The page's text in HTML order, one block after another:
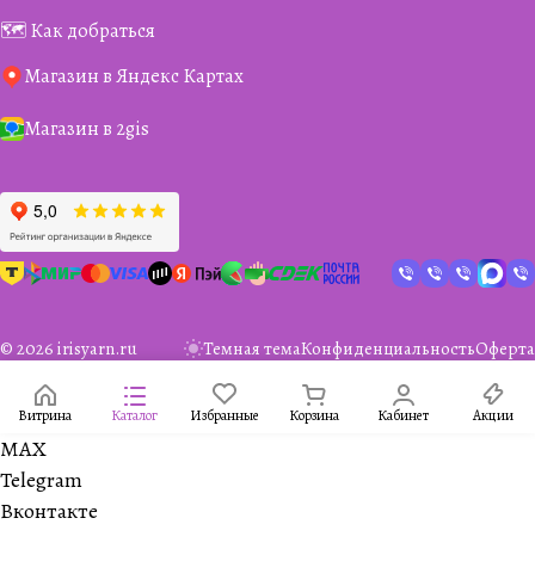
🗺️ Как добраться
Магазин в Яндекс Картах
Магазин в 2gis
© 2026 irisyarn.ru Темная темаКонфиденциальностьОферта
Витрина Каталог Избранные Корзина Кабинет Акции
MAX
Telegram
Вконтакте